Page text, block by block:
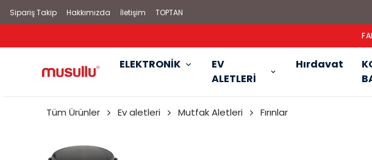
Sipariş Takip Hakkımızda İletişim TOPTAN
ELEKTRONİK
EV
ALETLERİ
Hırdavat
Tüm Ürünler Ev aletleri Mutfak Aletleri Fırınlar